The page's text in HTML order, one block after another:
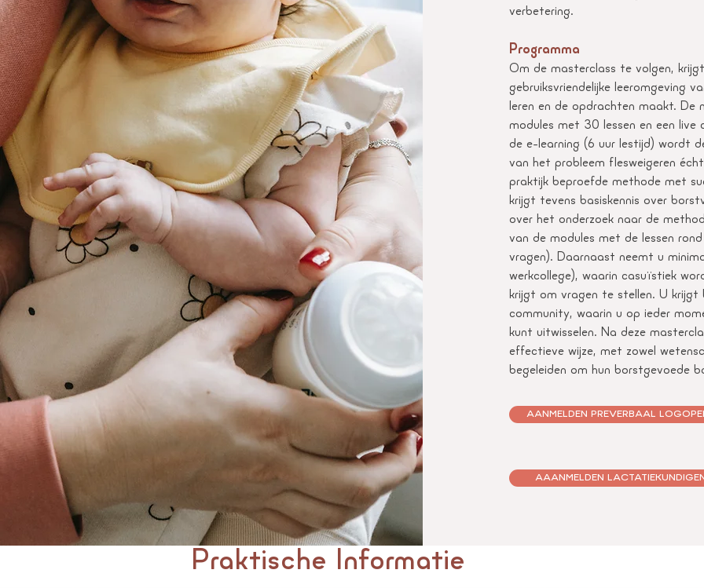
verbetering.
Programma
Om de masterclass te volgen,
gebruiksvriendelijke leeromgeving
leren en de opdrachten maakt.
modules met 30 lessen en een
de e-learning (6 uur lestijd) wordt
van het probleem flesweigeren
praktijk beproefde methode met
krijgt tevens basiskennis over
over het onderzoek naar de
van de modules met de lessen
vragen). Daarnaast neemt u
werkcollege), waarin casuïstiek
krijgt om vragen te stellen. U
community, waarin u op ieder
kunt uitwisselen. Na deze
effectieve wijze, met zowel
begeleiden om hun borstgevoede
AANMELDEN PREVERBAAL
AAANMELDEN
Praktische Informatie